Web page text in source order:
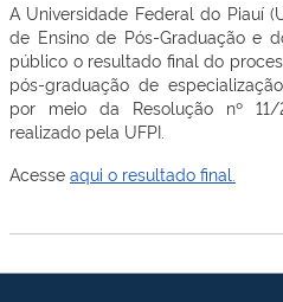
A Universidade Federal do Piauí
de Ensino de Pós-Graduação e
público o resultado final do
pós-graduação de
por meio da Resolução nº
realizado pela UFPI.
Acesse aqui o resultado final.